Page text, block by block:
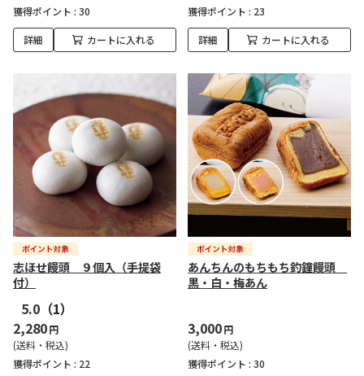
獲得ポイント : 30
詳細 カートに入れる
獲得ポイント : 23
詳細 カートに入れる
志ほせ饅頭 ９個入（手提袋
付）
5.0 （1）
2,280円
(送料・税込)
獲得ポイント : 22
あんちんのもちもち釣鐘饅頭
黒・白・梅あん
3,000円
(送料・税込)
獲得ポイント : 30